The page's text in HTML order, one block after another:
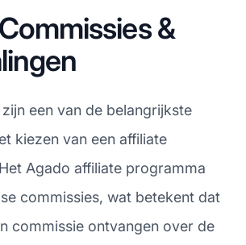
&
zijn een van de belangrijkste
kiezen van een affiliate
Agado affiliate programma
commissies, wat betekent dat
commissie ontvangen over de